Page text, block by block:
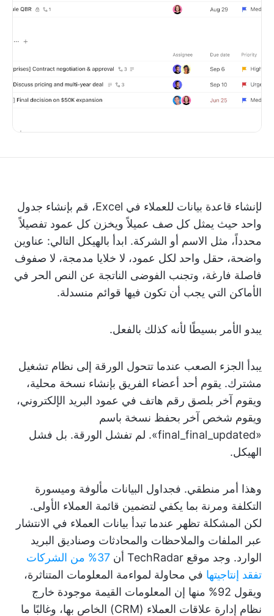
لإنشاء قاعدة بيانات للعملاء في Excel، قم بإنشاء جدول
واحد حيث يمثل كل صف عميلاً ويخزن كل عمود تفصيلاً
محدداً، مثل الاسم أو الشركة. ابدأ بالهيكل التالي: عناوين
واضحة، حقل واحد لكل عمود، لا خلايا مدمجة، لا صفوف
فاصلة فارغة، وتجنب الفوضى الناتجة عن النص الحر في
الأماكن التي يجب أن تكون فيها قوائم منسدلة.
يبدو الأمر بسيطًا لأنه كذلك بالفعل.
يبدأ الجزء الصعب عندما تتحول الورقة إلى نظام تشغيل
مشترك. يقوم أحد أعضاء الفريق بإنشاء نسخة محلية،
ويقوم آخر بلصق رقم هاتف في عمود البريد الإلكتروني،
ويقوم شخص آخر بحفظ نسخة باسم
«final_final_updated». لم تفشل الورقة. بل فشل
الهيكل.
وهذا أمر منطقي. فجداول البيانات مألوفة وميسورة
التكلفة ومرنة بما يكفي لتضمين قائمة العملاء الأولى.
لكن المشكلة تظهر عندما تبدأ بيانات العملاء في الانتشار
عبر الملفات والملاحظات والمحادثات وصناديق البريد
الوارد. وجد موقع TechRadar أن
37% من الشركات
تفقد إنتاجيتها في محاولة لمواءمة المعلومات المتناثرة،
ويقول 92% منها إن المعلومات القيمة موجودة خارج
نظام إدارة علاقات العملاء (CRM) الخاص بها، وغالبًا ما